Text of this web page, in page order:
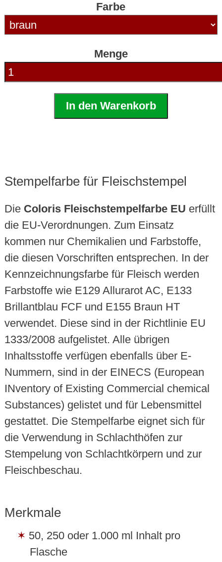
Farbe
Menge
In den Warenkorb
Stempelfarbe für Fleischstempel
Die Coloris Fleischstempelfarbe EU erfüllt
die EU-Verordnungen. Zum Einsatz
kommen nur Chemikalien und Farbstoffe,
die diesen Vorschriften entsprechen. In der
Kennzeichnungsfarbe für Fleisch werden
Farbstoffe wie E129 Allurarot AC, E133
Brillantblau FCF und E155 Braun HT
verwendet. Diese sind in der Richtlinie EU
1333/2008 aufgelistet. Alle übrigen
Inhaltsstoffe verfügen ebenfalls über E-
Nummern, sind in der EINECS (European
INventory of Existing Commercial chemical
Substances) gelistet und für Lebensmittel
gestattet. Die Stempelfarbe eignet sich für
die Verwendung in Schlachthöfen zur
Stempelung von Schlachtkörpern und zur
Fleischbeschau.
Merkmale
50, 250 oder 1.000 ml Inhalt pro
Flasche